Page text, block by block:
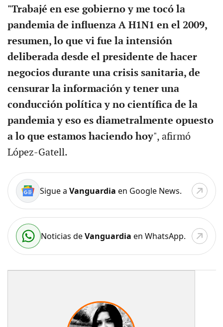
"Trabajé en ese gobierno y me tocó la
pandemia de influenza A H1N1 en el 2009,
resumen, lo que vi fue la intensión
deliberada desde el presidente de hacer
negocios durante una crisis sanitaria, de
censurar la información y tener una
conducción política y no científica de la
pandemia y eso es diametralmente opuesto
a lo que estamos haciendo hoy", afirmó
López-Gatell.
Sigue a Vanguardia en Google News.
Noticias deVanguardia en WhatsApp.